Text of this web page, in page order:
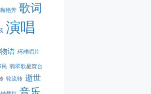
梅艳芳 歌词
演唱
物语 环球唱片
民 翡翠歌星賀台
轮流转 逝世